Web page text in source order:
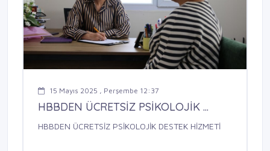
15 Mayıs 2025 , Perşembe 12:37
HBBDEN ÜCRETSİZ PSİKOLOJİK ...
HBBDEN ÜCRETSİZ PSİKOLOJİK DESTEK HİZMETİ